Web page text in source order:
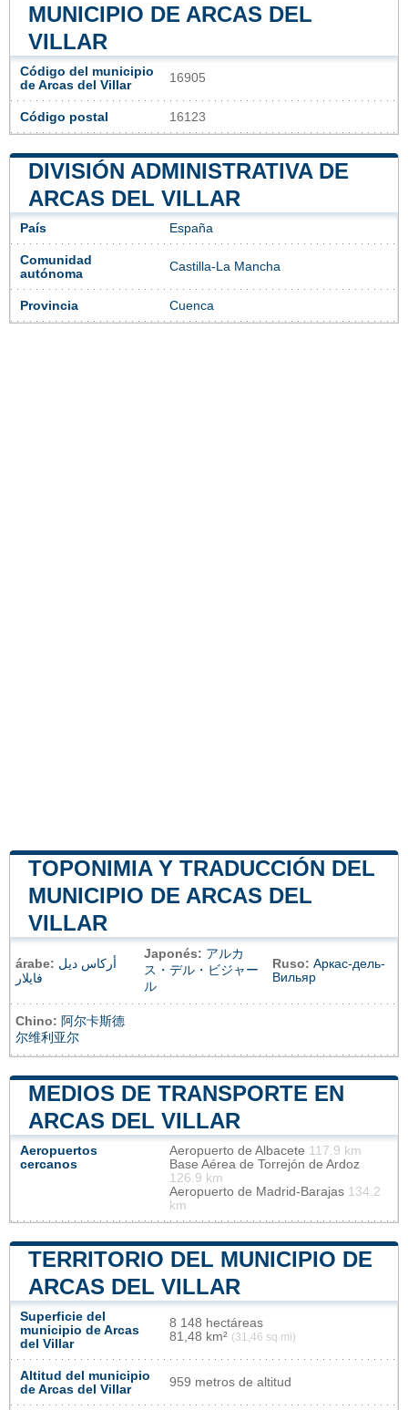
MUNICIPIO DE ARCAS DEL
VILLAR
Código del municipio
de Arcas del Villar
16905
Código postal 16123
DIVISIÓN ADMINISTRATIVA DE
ARCAS DEL VILLAR
País España
Comunidad
autónoma
Castilla-La Mancha
Provincia Cuenca
TOPONIMIA Y TRADUCCIÓN DEL
MUNICIPIO DE ARCAS DEL
VILLAR
árabe: أركاس ديل
فايلار
Japonés: アルカ
ス・デル・ビジャー
ル
Ruso: Аркас-дель-
Вильяр
Chino: 阿尔卡斯德
尔维利亚尔
MEDIOS DE TRANSPORTE EN
ARCAS DEL VILLAR
Aeropuertos
cercanos
Aeropuerto de Albacete 117.9 km
Base Aérea de Torrejón de Ardoz
126.9 km
Aeropuerto de Madrid-Barajas 134.2
km
TERRITORIO DEL MUNICIPIO DE
ARCAS DEL VILLAR
Superficie del
municipio de Arcas
del Villar
8 148 hectáreas
81,48 km² (31,46 sq mi)
Altitud del municipio
de Arcas del Villar
959 metros de altitud